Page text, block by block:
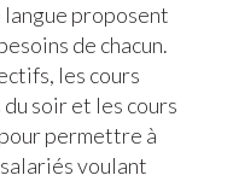
proposent
de chacun.
les cours
soir et les cours
permettre à
voulant